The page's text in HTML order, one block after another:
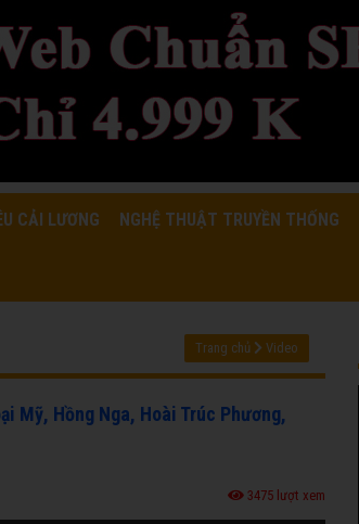
CẢI LƯƠNG NGHỆ THUẬT TRUYỀN THỐNG
Trang chủ Video
Mỹ, Hồng Nga, Hoài Trúc Phương,
3475 lượt xem